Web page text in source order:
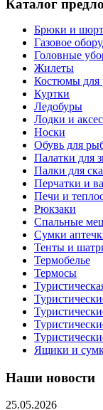
Каталог
Брюки и
Газовое
Головные
Жилеты
Костюмы для
Куртки
Ледобуры
Лодки и
Носки
Обувь для
Палатки для
Палки для
Перчатки и
Печи и
Рюкзаки
Спальные
Сумки
Тенты и
Термобелье
Термосы
Ящики и
Наши новости
25.05.2026